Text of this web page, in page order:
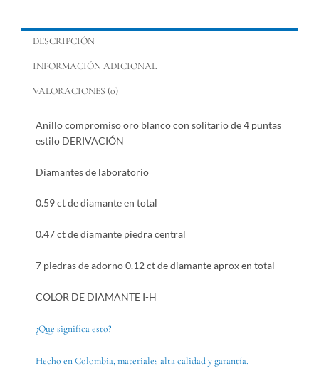
DESCRIPCIÓN
INFORMACIÓN ADICIONAL
VALORACIONES (0)
Anillo compromiso oro blanco con solitario de 4 puntas
estilo DERIVACIÓN
Diamantes de laboratorio
0.59 ct de diamante en total
0.47 ct de diamante piedra central
7 piedras de adorno 0.12 ct de diamante aprox en total
COLOR DE DIAMANTE I-H
¿Qué significa esto?
Hecho en Colombia, materiales alta calidad y garantía.